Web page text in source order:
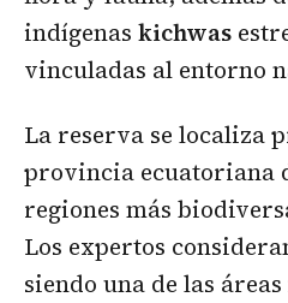
indígenas kichwas
vinculadas al entorno
La reserva se localiza
provincia ecuatoriana
regiones más
Los expertos
siendo una de las